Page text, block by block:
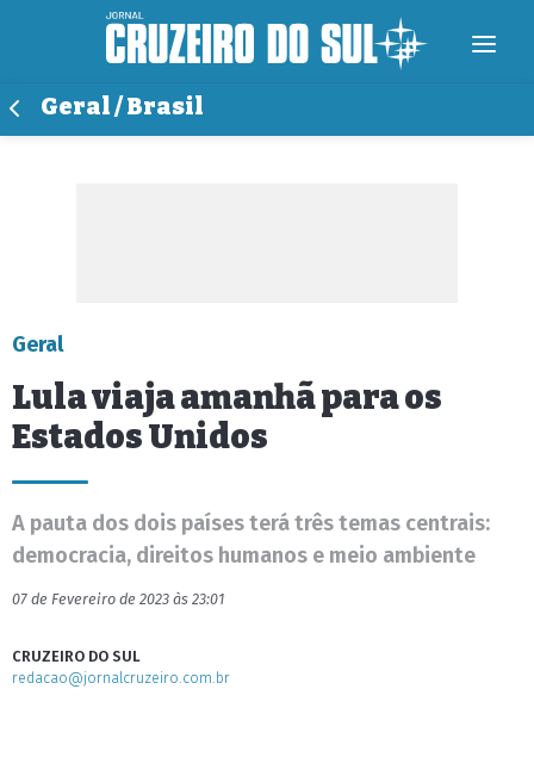
Geral / Brasil
Geral
Lula viaja amanhã para os
Estados Unidos
A pauta dos dois países terá três temas centrais:
democracia, direitos humanos e meio ambiente
07 de Fevereiro de 2023 às 23:01
CRUZEIRO DO SUL
redacao@jornalcruzeiro.com.br